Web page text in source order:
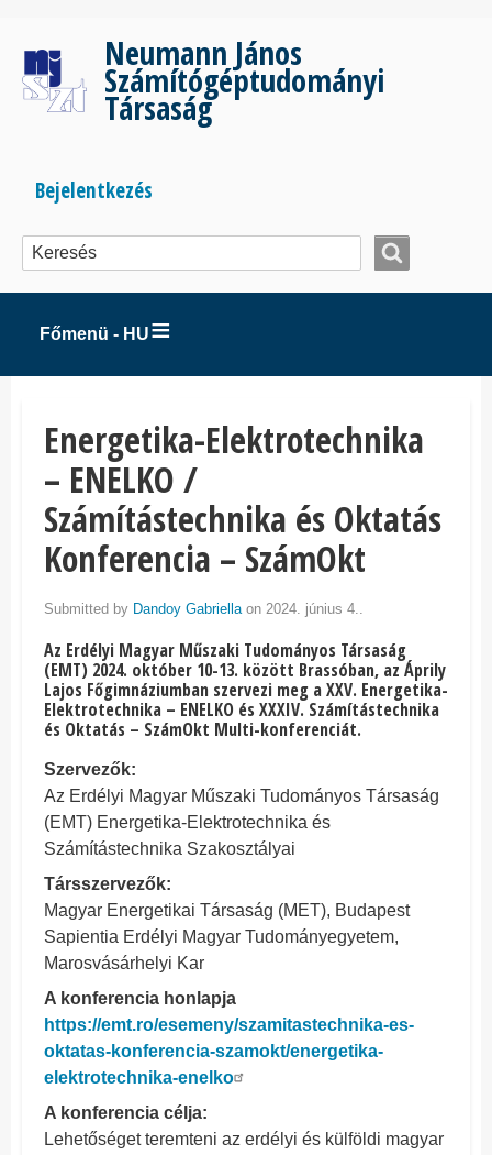
tartalomra
Neumann János
Számítógéptudományi
Társaság
Bejelentkezés
menüje
Bejelentkezés
Főmenü - HU
Energetika-Elektrotechnika
– ENELKO /
Számítástechnika és Oktatás
Konferencia – SzámOkt
Submitted by Dandoy Gabriellaon 2024. június 4..
Az Erdélyi Magyar Műszaki Tudományos Társaság
(EMT) 2024. október 10-13. között Brassóban, az Áprily
Lajos Főgimnáziumban szervezi meg aXXV. Energetika-
Elektrotechnika – ENELKO és XXXIV. Számítástechnika
és Oktatás – SzámOkt Multi-konferenciát.
Szervezők:
Az Erdélyi Magyar Műszaki Tudományos Társaság
(EMT) Energetika-Elektrotechnika és
Számítástechnika Szakosztályai
Társszervezők:
Magyar Energetikai Társaság (MET), Budapest
Sapientia Erdélyi Magyar Tudományegyetem,
Marosvásárhelyi Kar
A konferencia honlapja
https://emt.ro/esemeny/szamitastechnika-es-
oktatas-konferencia-szamokt/energetika-
elektrotechnika-enelko
A konferencia célja:
Lehetőséget teremteni az erdélyi és külföldi magyar